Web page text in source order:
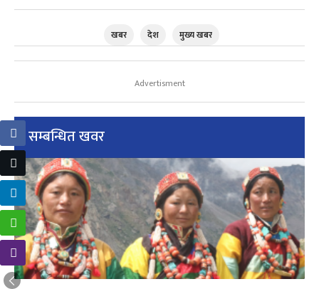
खबर देश मुख्य खबर
Advertisment
सम्बन्धित खवर